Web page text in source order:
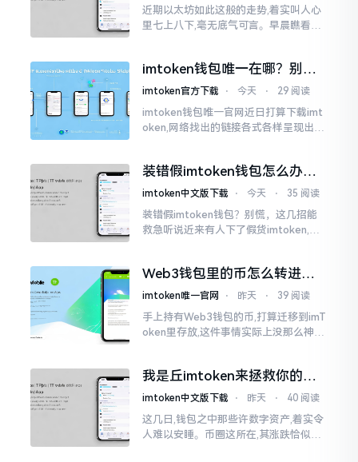
近期以太坊如此这般的走势,着实叫人心
里七上八下,毫无底气可言。早晨瞧看之
得让人心里直冒慌意。
imtoken钱包唯一在哪？别乱
点，小心假网站
imtoken官方下载 ⋅ 今天 ⋅ 29 阅读
imtoken钱包唯一官网近日打算下载imt
oken,网络找出的链接各式各样呈现出乱
直忐忑不安。我折腾了好些日子
装错假imtoken钱包怎么办？
别慌，快卸载，这几招能救急
imtoken中文版下载 ⋅ 今天 ⋅ 35 阅读
装错假imtoken钱包？别慌，这几招能
救急听说近来有人下了假货imtoken,心
是陷阱。
Web3钱包里的币怎么转进
imToken？别慌，三步搞定
imtoken唯一官网 ⋅ 昨天 ⋅ 39 阅读
手上持有Web3钱包的币,打算迁移到imT
oken里存放,这件事情实际上没那么神秘
我是丘imtoken来拯救你的钱
包
imtoken中文版下载 ⋅ 昨天 ⋅ 40 阅读
这几日,钱包之中那些许数字资产,着实令
人难以安睡。币圈这所在,其涨跌恰似翻